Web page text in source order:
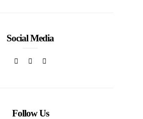
Social Media
Follow Us